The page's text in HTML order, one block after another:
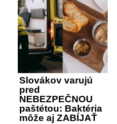
Slovákov varujú
pred
NEBEZPEČNOU
paštétou: Baktéria
môže aj ZABÍJAŤ